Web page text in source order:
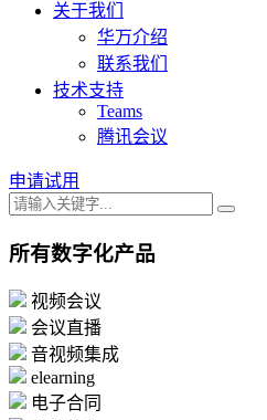
关于我们
华万介绍
联系我们
技术支持
Teams
腾讯会议
申请试用
所有数字化产品
视频会议
会议直播
音视频集成
elearning
电子合同